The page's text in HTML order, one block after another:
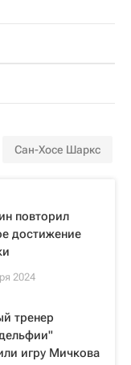
Сан-Хосе Шаркс
повторил
достижение
2024
тренер
игру Мичкова